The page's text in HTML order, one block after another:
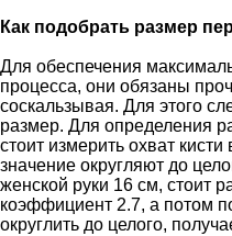
Как подобрать размер
Для обеспечения
процесса, они обязаны
соскальзывая. Для этого
размер. Для определения
стоит измерить охват
значение округляют до
женской руки 16 см, стоит
коэффициент 2.7, а потом
округлить до целого,